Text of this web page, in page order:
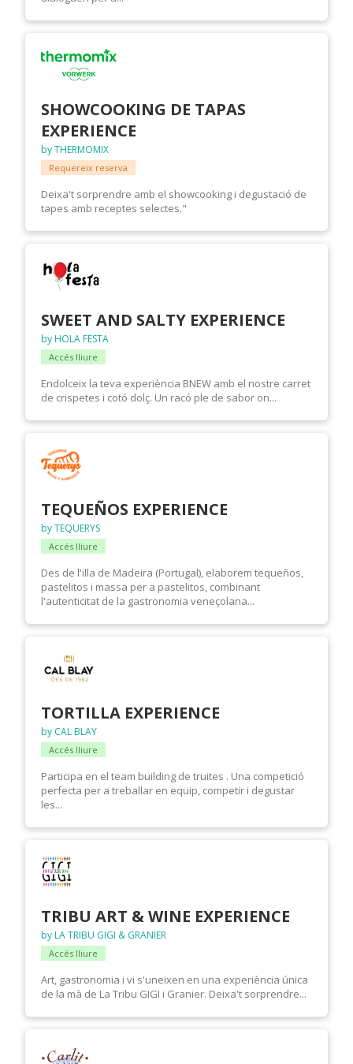
SHOWCOOKING DE TAPAS
EXPERIENCE
by THERMOMIX
Requereix reserva
Deixa't sorprendre amb el showcooking i degustació de
tapes amb receptes selectes."
SWEET AND SALTY EXPERIENCE
by HOLA FESTA
Accés lliure
Endolceix la teva experiència BNEW amb el nostre carret
de crispetes i cotó dolç. Un racó ple de sabor on...
TEQUEÑOS EXPERIENCE
by TEQUERYS
Accés lliure
Des de l'illa de Madeira (Portugal), elaborem tequeños,
pastelitos i massa per a pastelitos, combinant
l'autenticitat de la gastronomia veneçolana...
TORTILLA EXPERIENCE
by CAL BLAY
Accés lliure
Participa en el team building de truites . Una competició
perfecta per a treballar en equip, competir i degustar
les...
TRIBU ART & WINE EXPERIENCE
by LA TRIBU GIGI & GRANIER
Accés lliure
Art, gastronomia i vi s'uneixen en una experiència única
de la mà de La Tribu GIGI i Granier. Deixa't sorprendre...